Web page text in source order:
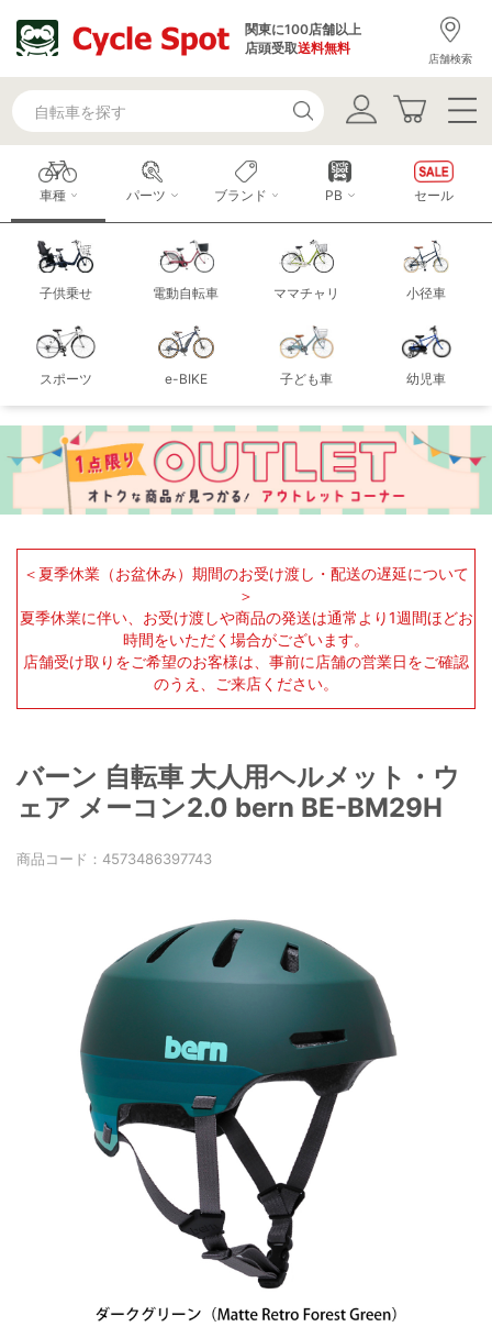
関東に100店舗以上
店頭受取送料無料
店舗検索
車種
子供乗せ 電動自転車 ママチャリ 小径車
スポーツ e-BIKE 子ども車 幼児車
パーツ ブランド PB セール
＜夏季休業（お盆休み）期間のお受け渡し・配送の遅延について
＞
夏季休業に伴い、お受け渡しや商品の発送は通常より1週間ほどお
時間をいただく場合がございます。
店舗受け取りをご希望のお客様は、事前に店舗の営業日をご確認
のうえ、ご来店ください。
バーン 自転車 大人用ヘルメット・ウ
ェア メーコン2.0 bern BE-BM29H
商品コード： 4573486397743